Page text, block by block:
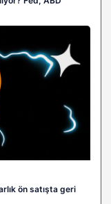
ön satışta geri